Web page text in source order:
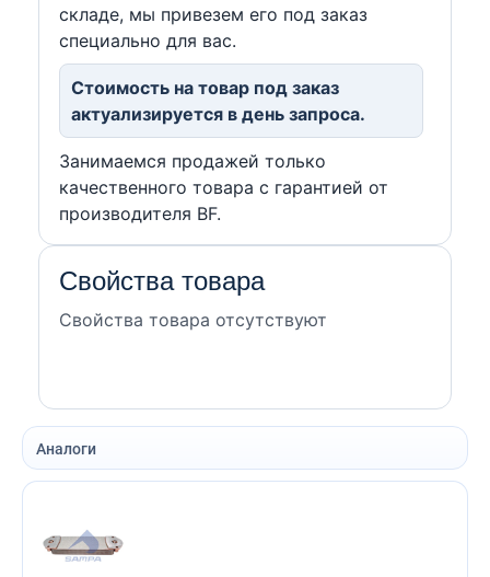
складе, мы привезем его под заказ
специально для вас.
Стоимость на товар под заказ
актуализируется в день запроса.
Занимаемся продажей только
качественного товара с гарантией от
производителя BF.
Свойства товара
Свойства товара отсутствуют
Аналоги